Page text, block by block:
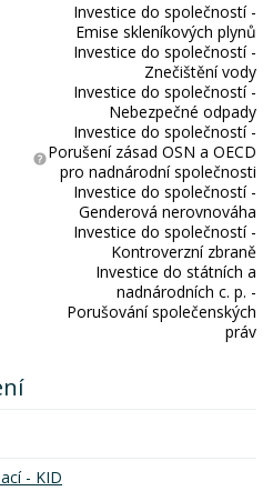
Investice do společností -
Emise skleníkových plynů
Investice do společností -
Znečištění vody
Investice do společností -
Nebezpečné odpady
Investice do společností -
Porušení zásad OSN a OECD
pro nadnárodní společnosti
Investice do společností -
Genderová nerovnováha
Investice do společností -
Kontroverzní zbraně
Investice do státních a
nadnárodních c. p. -
Porušování společenských
práv
- KID